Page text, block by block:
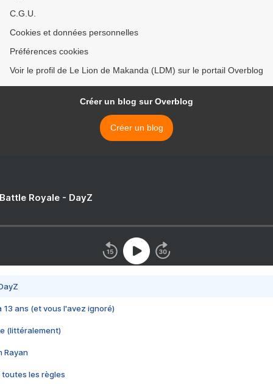
C.G.U.
Cookies et données personnelles
Préférences cookies
Voir le profil de Le Lion de Makanda (LDM) sur le portail Overblog
Créer un blog sur Overblog
Créer un blog
Royale - DayZ
13 ans (et vous l'avez ignoré)
(littéralement)
Rayan
toutes les règles